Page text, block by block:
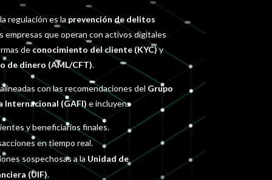
regulación es la prevención de delitos
empresas que operan con activos digitales
deconocimiento del cliente (KYC)y
de dinero (AML/CFT).
con las recomendaciones del Grupo
Internacional (GAFI) e incluyen:
y beneficiarios finales.
en tiempo real.
sospechosas a la Unidad de
(UIF).